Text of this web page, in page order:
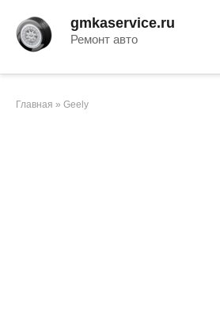
контенту
gmkaservice.ru
Ремонт авто
Главная » Geely